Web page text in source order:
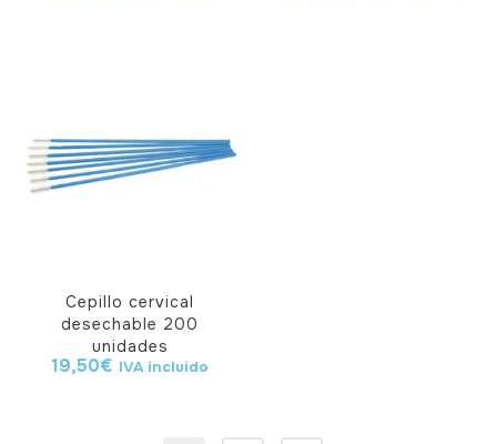
Cepillo cervical
desechable 200
unidades
19,50€ IVA incluido